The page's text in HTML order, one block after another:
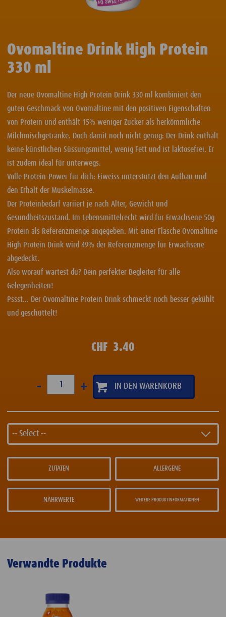
Ovomaltine Drink High Protein
330 ml
Der neue Ovomaltine High Protein Drink 330 ml kombiniert den
guten Geschmack von Ovomaltine mit den positiven Eigenschaften
von Protein und enthält 15% weniger Zucker als herkömmliche
Milchmischgetränke. Doch damit noch nicht genug: Der Drink enthält
keine künstlichen Süssungsmittel, wenig Fett und ist laktosefrei. Er
ist zudem ideal für unterwegs.
Volle Protein-Power für dich: Eiweiss unterstützt den Aufbau und
den Erhalt der Muskelmasse.
Der Proteinbedarf variiert je nach Alter, Gewicht und
Gesundheitszustand. Im Lebensmittelrecht wird für Erwachsene 50g
Protein als Referenzmenge angegeben. Mit einer Flasche Ovomaltine
High Protein Drink wird 49% der Referenzmenge für Erwachsene
abgedeckt.
Also worauf wartest du? Dein perfekter Begleiter für alle
Gelegenheiten!
Pssst... Der Ovomaltine Protein Drink schmeckt noch besser gekühlt
und geschüttelt!
CHF 3.40
- +
-- Select --
ZUTATEN ALLERGENE
NÄHRWERTE WEITERE PRODUKTINFORMATIONEN
Verwandte Produkte